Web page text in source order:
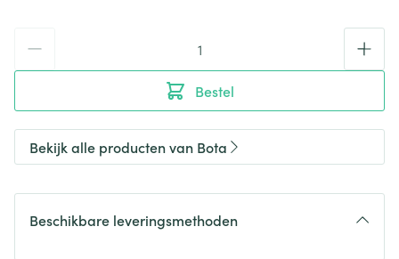
Bestel
Bekijk alle producten van Bota
Beschikbare leveringsmethoden